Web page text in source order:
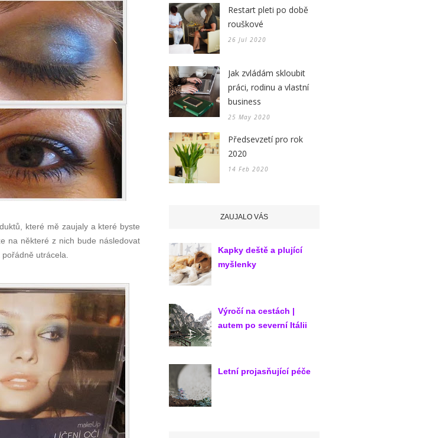
které mě zaujaly a které byste
na některé z nich bude následovat
utrácela.
Restart pleti po době
rouškové
26 Jul 2020
Jak zvládám skloubit
práci, rodinu a vlastní
business
25 May 2020
Předsevzetí pro rok
2020
14 Feb 2020
ZAUJALO VÁS
Kapky deště a plující
myšlenky
Výročí na cestách |
autem po severní Itálii
Letní projasňující péče